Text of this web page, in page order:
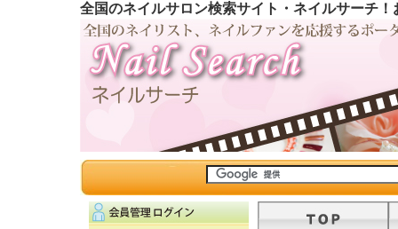
全国のネイルサロン検索サイト・ネイルサーチ